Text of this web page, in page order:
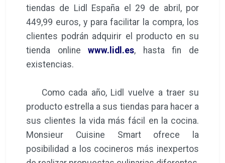
tiendas de Lidl España el 29 de abril, por
449,99 euros, y para facilitar la compra, los
clientes podrán adquirir el producto en su
tienda onlinewww.lidl.es, hasta fin de
existencias.
Como cada año, Lidl vuelve a traer su
producto estrella a sus tiendas para hacer a
sus clientes la vida más fácil en la cocina.
Monsieur Cuisine Smart ofrece la
posibilidad a los cocineros más inexpertos